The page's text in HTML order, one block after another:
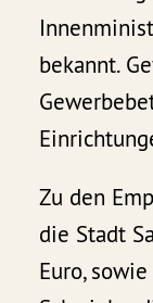
bekannt.
Zu den
die Stadt
Euro,